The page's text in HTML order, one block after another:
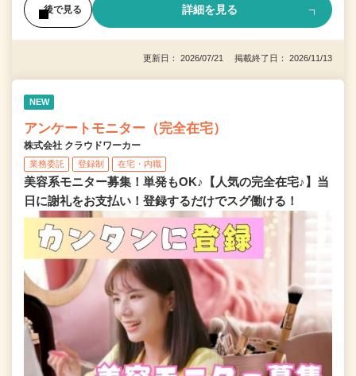
後で見る 詳細を見る
更新日： 2026/07/21 掲載終了日： 2026/11/13
NEW
アンケートモニター（完全在宅）
株式会社 クラウドワーカー
業務委託 登録制 在宅・内職
美容系モニター募集！単発もOK♪【人気の完全在宅♪】当
日に謝礼をお支払い！登録するだけでスグ働ける！